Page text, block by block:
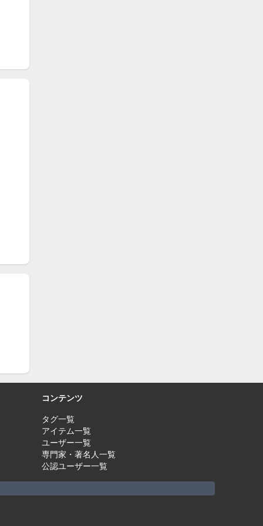
コンテンツ
タグ一覧
アイテム一覧
ユーザー一覧
専門家・著名人一覧
公認ユーザー一覧